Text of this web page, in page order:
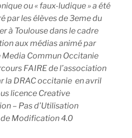
ou « faux-ludique » a été
par les élèves de 3eme du
à Toulouse dans le cadre
aux médias animé par
Commun Occitanie
FAIRE de l’association
la DRAC occitanie en avril
licence Creative
– Pas d’Utilisation
Modification 4.0